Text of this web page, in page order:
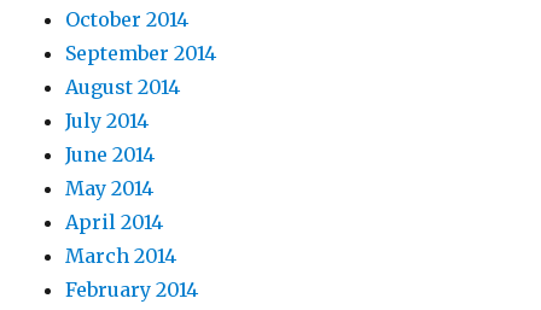
October 2014
September 2014
August 2014
July 2014
June 2014
May 2014
April 2014
March 2014
February 2014